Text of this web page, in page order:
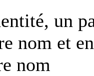
un
nom et
nom